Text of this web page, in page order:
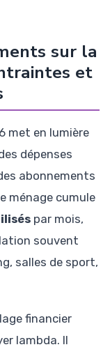
sur la
et
met en lumière
dépenses
abonnements
ménage cumule
par mois,
souvent
salles de sport,
financier
lambda. Il